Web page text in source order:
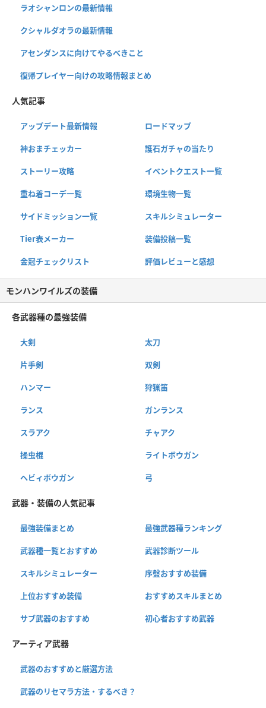
ラオシャンロンの最新情報
クシャルダオラの最新情報
アセンダンスに向けてやるべきこと
復帰プレイヤー向けの攻略情報まとめ
人気記事
アップデート最新情報 ロードマップ
神おまチェッカー 護石ガチャの当たり
ストーリー攻略 イベントクエスト一覧
重ね着コーデ一覧 環境生物一覧
サイドミッション一覧 スキルシミュレーター
Tier表メーカー 装備投稿一覧
金冠チェックリスト 評価レビューと感想
モンハンワイルズの装備
各武器種の最強装備
大剣 太刀
片手剣 双剣
ハンマー 狩猟笛
ランス ガンランス
スラアク チャアク
操虫棍 ライトボウガン
ヘビィボウガン 弓
武器・装備の人気記事
最強装備まとめ 最強武器種ランキング
武器種一覧とおすすめ 武器診断ツール
スキルシミュレーター 序盤おすすめ装備
上位おすすめ装備 おすすめスキルまとめ
サブ武器のおすすめ 初心者おすすめ武器
アーティア武器
武器のおすすめと厳選方法
武器のリセマラ方法・するべき？